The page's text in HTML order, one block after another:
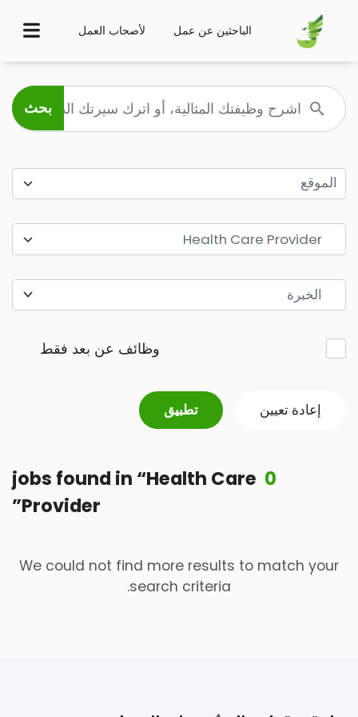
الباحثين عن عمل لأصحاب العمل
الموقع
Health Care Provider
الخبرة
وظائف عن بعد فقط
إعادة تعيين تطبيق
0
jobs found in “Health Care
Provider
”
We could not find more results to match your
search criteria.